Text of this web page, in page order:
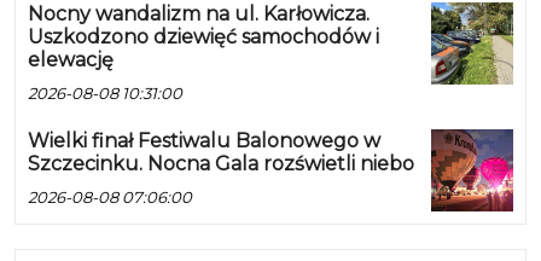
Nocny wandalizm na ul. Karłowicza.
Uszkodzono dziewięć samochodów i
elewację
2026-08-08 10:31:00
Wielki finał Festiwalu Balonowego w
Szczecinku. Nocna Gala rozświetli niebo
2026-08-08 07:06:00